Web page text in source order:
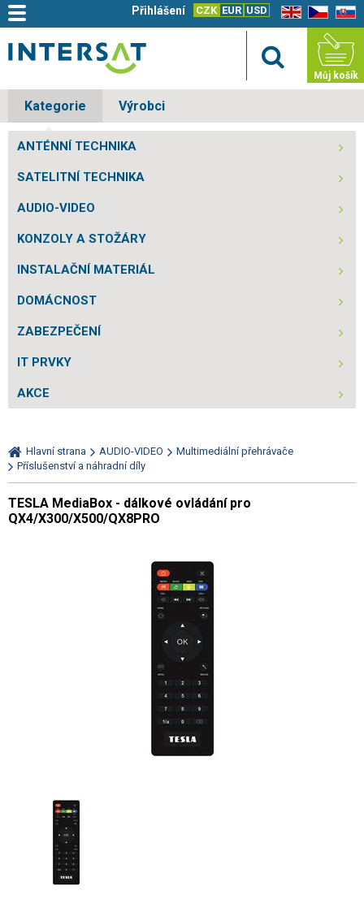
EN CZ SK
CZK EUR USD
Přihlášení
Můj košík
Kategorie Výrobci
ANTÉNNÍ TECHNIKA
SATELITNÍ TECHNIKA
AUDIO-VIDEO
KONZOLY A STOŽÁRY
INSTALAČNÍ MATERIÁL
DOMÁCNOST
ZABEZPEČENÍ
IT PRVKY
AKCE
Hlavní strana AUDIO-VIDEO
Multimediální přehrávače
Příslušenství a náhradní díly
TESLA MediaBox - dálkové ovládání pro
QX4/X300/X500/QX8PRO